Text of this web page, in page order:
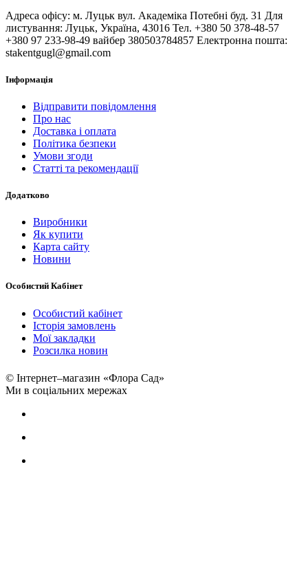
Адреса офісу: м. Луцьк вул. Академіка Потебні буд. 31 Для
листування: Луцьк, Україна, 43016 Тел. +380 50 378-48-57
+380 97 233-98-49 вайбер 380503784857 Електронна пошта:
stakentgugl@gmail.com
Інформація
Відправити повідомлення
Про нас
Доставка і оплата
Політика безпеки
Умови згоди
Статті та рекомендації
Додатково
Виробники
Як купити
Карта сайту
Новини
Особистий Кабінет
Особистий кабінет
Історія замовлень
Мої закладки
Розсилка новин
© Інтернет–магазин «Флора Сад»
Ми в соціальних мережах